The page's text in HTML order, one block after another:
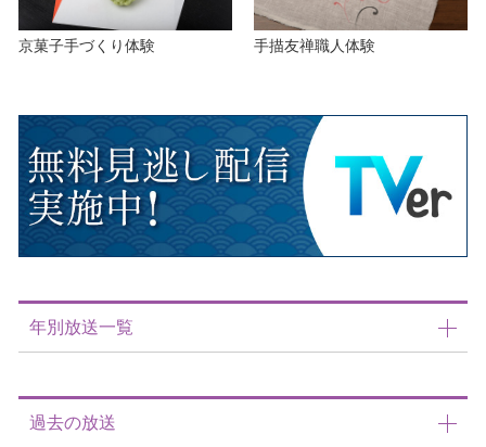
京菓子手づくり体験 手描友禅職人体験
年別放送一覧
過去の放送